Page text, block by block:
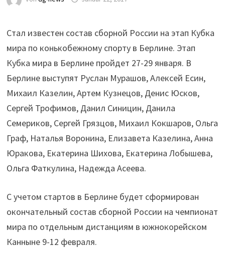
Стал известен состав сборной России на этап Кубка
мира по конькобежному спорту в Берлине. Этап
Кубка мира в Берлине пройдет 27-29 января. В
Берлине выступят Руслан Мурашов, Алексей Есин,
Михаил Казелин, Артем Кузнецов, Денис Юсков,
Сергей Трофимов, Данил Синицин, Данила
Семериков, Сергей Грязцов, Михаил Кокшаров, Ольга
Граф, Наталья Воронина, Елизавета Казелина, Анна
Юракова, Екатерина Шихова, Екатерина Лобышева,
Ольга Фаткулина, Надежда Асеева.
С учетом стартов в Берлине будет сформирован
окончательный состав сборной России на чемпионат
мира по отдельным дистанциям в южнокорейском
Канныне 9-12 февраля.